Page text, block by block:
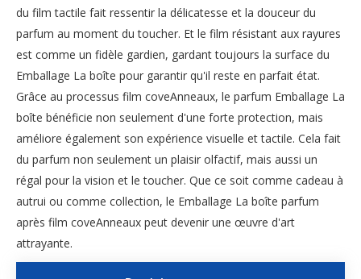
du film tactile fait ressentir la délicatesse et la douceur du
parfum au moment du toucher. Et le film résistant aux rayures
est comme un fidèle gardien, gardant toujours la surface du
Emballage La boîte pour garantir qu'il reste en parfait état.
Grâce au processus film coveAnneaux, le parfum Emballage La
boîte bénéficie non seulement d'une forte protection, mais
améliore également son expérience visuelle et tactile. Cela fait
du parfum non seulement un plaisir olfactif, mais aussi un
régal pour la vision et le toucher. Que ce soit comme cadeau à
autrui ou comme collection, le Emballage La boîte parfum
après film coveAnneaux peut devenir une œuvre d'art
attrayante.